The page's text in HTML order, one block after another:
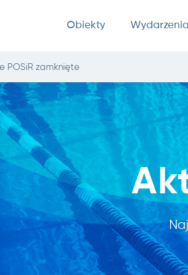
Obiekty Wydarzenia
POSiR zamknięte